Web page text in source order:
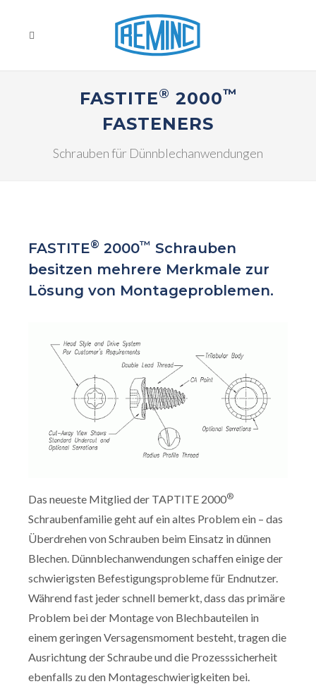
FASTITE® 2000™
FASTENERS
Schrauben für Dünnblechanwendungen
FASTITE® 2000™ Schrauben
besitzen mehrere Merkmale zur
Lösung von Montageproblemen.
Das neueste Mitglied der TAPTITE 2000®
Schraubenfamilie geht auf ein altes Problem ein – das
Überdrehen von Schrauben beim Einsatz in dünnen
Blechen. Dünnblechanwendungen schaffen einige der
schwierigsten Befestigungsprobleme für Endnutzer.
Während fast jeder schnell bemerkt, dass das primäre
Problem bei der Montage von Blechbauteilen in
einem geringen Versagensmoment besteht, tragen die
Ausrichtung der Schraube und die Prozesssicherheit
ebenfalls zu den Montageschwierigkeiten bei.